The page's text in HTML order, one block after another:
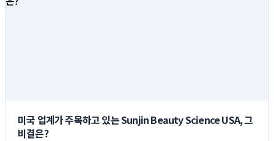
미국 업계가 주목하고 있는 Sunjin Beauty Science USA, 그
비결은?